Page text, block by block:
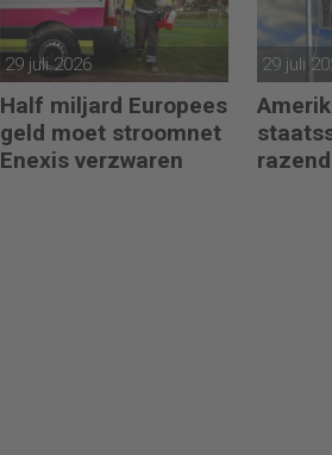
29 juli 2026
Half miljard Europees
geld moet stroomnet
Enexis verzwaren
29 juli